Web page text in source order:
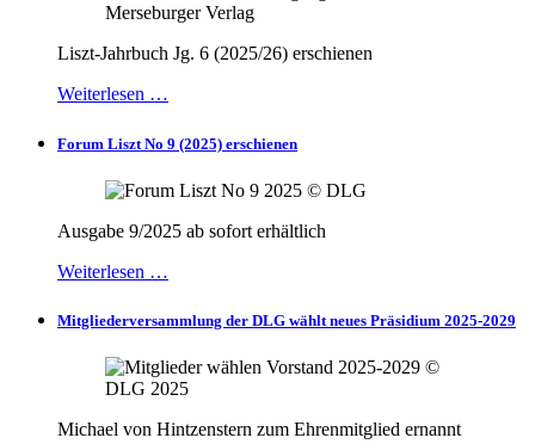
Liszt-Jahrbuch Jg. 6 (2025/26) erschienen
Weiterlesen …
Forum Liszt No 9 (2025) erschienen
Ausgabe 9/2025 ab sofort erhältlich
Weiterlesen …
Mitgliederversammlung der DLG wählt neues Präsidium 2025-2029
Michael von Hintzenstern zum Ehrenmitglied ernannt